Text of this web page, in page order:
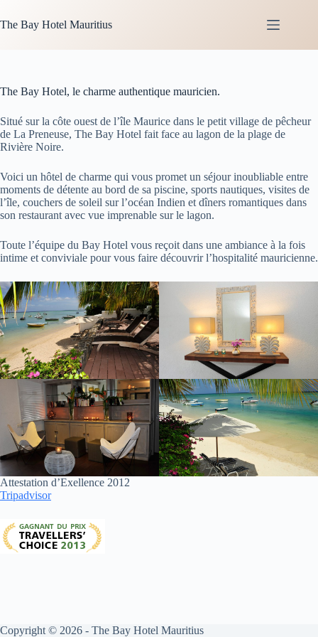
to
content
The Bay Hotel Mauritius
The Bay Hotel, le charme authentique mauricien.
Situé sur la côte ouest de l’île Maurice dans le petit village de pêcheur
de La Preneuse, The Bay Hotel fait face au lagon de la plage de
Rivière Noire.
Voici un hôtel de charme qui vous promet un séjour inoubliable entre
moments de détente au bord de sa piscine, sports nautiques, visites de
l’île, couchers de soleil sur l’océan Indien et dîners romantiques dans
son restaurant avec vue imprenable sur le lagon.
Toute l’équipe du Bay Hotel vous reçoit dans une ambiance à la fois
intime et conviviale pour vous faire découvrir l’hospitalité mauricienne.
Attestation d’Exellence 2012
Tripadvisor
Copyright © 2026 - The Bay Hotel Mauritius